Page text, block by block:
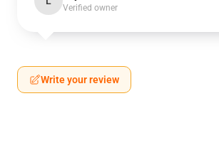
Verified owner
Write your review